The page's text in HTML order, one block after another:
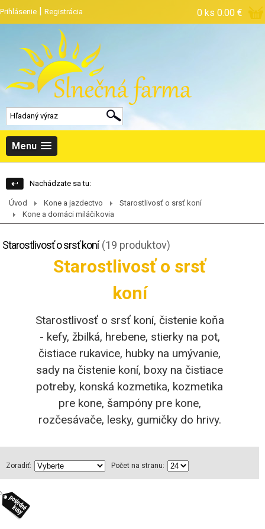
Prihlásenie | Registrácia 0 ks 0.00 €
Menu
Nachádzate sa tu:
Úvod Kone a jazdectvo
Starostlivosť o srsť koní
Kone a domáci miláčikovia
Starostlivosť o srsť koní (19 produktov)
Starostlivosť o srsť
koní
Starostlivosť o srsť koní, čistenie koňa
- kefy, žbilká, hrebene, stierky na pot,
čistiace rukavice, hubky na umývanie,
sady na čistenie koní, boxy na čistiace
potreby, konská kozmetika, kozmetika
pre kone, šampóny pre kone,
rozčesávače, lesky, gumičky do hrivy.
Zoradiť: Počet na stranu: